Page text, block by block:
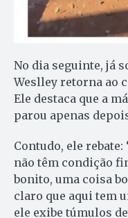
No dia seguinte, já
Weslley retorna ao
Ele destaca que a
parou apenas
Contudo, ele rebate:
não têm condição
bonito, uma coisa
claro que aqui tem
ele exibe túmulos